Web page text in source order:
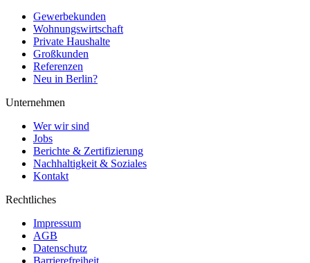
Gewerbekunden
Wohnungswirtschaft
Private Haushalte
Großkunden
Referenzen
Neu in Berlin?
Unternehmen
Wer wir sind
Jobs
Berichte & Zertifizierung
Nachhaltigkeit & Soziales
Kontakt
Rechtliches
Impressum
AGB
Datenschutz